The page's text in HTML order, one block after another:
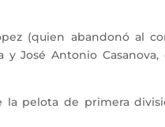
(quien abandonó al
y José Antonio
de primera